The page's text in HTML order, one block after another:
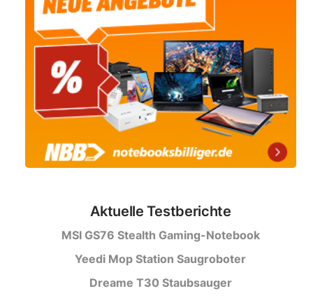
Aktuelle Testberichte
MSI GS76 Stealth Gaming-Notebook
Yeedi Mop Station Saugroboter
Dreame T30 Staubsauger